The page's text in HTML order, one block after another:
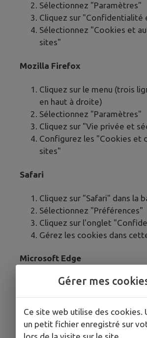
Sélectionnez "Paramètres"
Cliquez sur "Confidentialité
Sélectionnez "Cookies et
sites"
Mozilla Firefox
Cliquez sur le menu (trois
en haut à droite)
Sélectionnez "Paramètres"
Cliquez sur "Vie privée et
Configurez les "Cookies et
sites"
Safari
Cliquez sur "Safari" dans la
Sélectionnez "Préférences"
Cliquez sur l'onglet
Gérez les cookies dans
Microsoft Edge
Cliquez sur le menu (trois
Sélectionnez "Paramètres"
Cliquez sur "Cookies et
site"
Gérer mes
Ce site web utilise des cookies.
un petit fichier enregistré sur